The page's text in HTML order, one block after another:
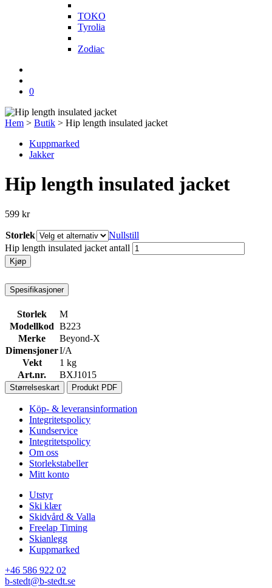
TOKO
Tyrolia
Zodiac
0
Hem > Butik > Hip length insulated jacket
Kuppmarked
Jakker
Hip length insulated jacket
599 kr
Storlek
Nullstill
Hip length insulated jacket antall
Kjøp
Spesifikasjoner
Storlek
M
Modellkod B223
Merke
Beyond-X
DimensjonerI/A
Vekt
1 kg
Art.nr.
BXJ1015
Størrelseskart Produkt PDF
Köp- & leveransinformation
Integritetspolicy
Kundservice
Integritetspolicy
Om oss
Storlekstabeller
Mitt konto
Utstyr
Ski klær
Skidvård & Valla
Freelap Timing
Skianlegg
Kuppmarked
+46 586 922 02
b-stedt@b-stedt.se